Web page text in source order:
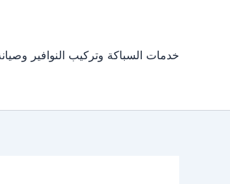
خدمات السباكة وتركيب النوافير